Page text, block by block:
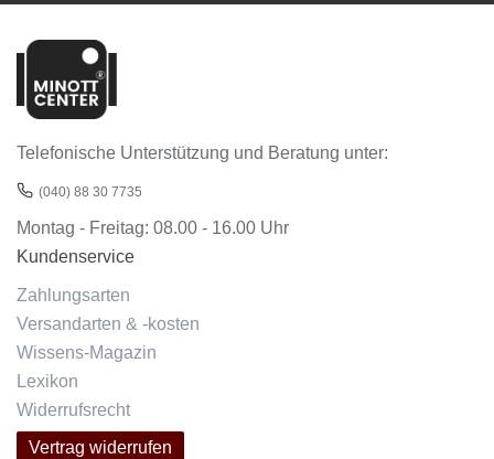
Telefonische Unterstützung und Beratung unter:
(040) 88 30 7735
Montag - Freitag: 08.00 - 16.00 Uhr
Kundenservice
Zahlungsarten
Versandarten & -kosten
Wissens-Magazin
Lexikon
Widerrufsrecht
Vertrag widerrufen